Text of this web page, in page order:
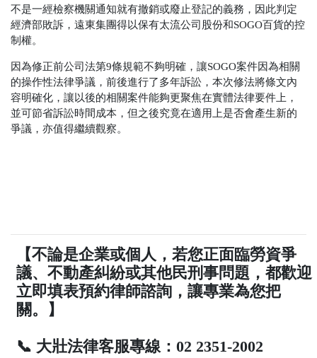
不是一經檢察機關通知就有撤銷或廢止登記的義務，因此判定
經濟部敗訴，遠東集團得以保有太流公司股份和SOGO百貨的控
制權。
因為修正前公司法第9條規範不夠明確，讓SOGO案件因為相關
的操作性法律爭議，前後進行了多年訴訟，本次修法將條文內
容明確化，讓以後的相關案件能夠更聚焦在實體法律要件上，
並可節省訴訟時間成本，但之後究竟在適用上是否會產生新的
爭議，亦值得繼續觀察。
【不論是企業或個人，若您正面臨勞資爭
議、不動產糾紛或其他民刑事問題，都歡迎
立即填表預約律師諮詢，讓專業為您把
關。】
📞 大壯法律客服專線：02 2351-2002